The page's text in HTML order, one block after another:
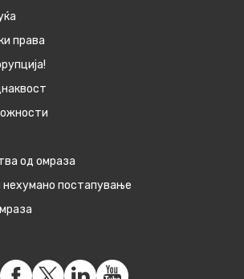
права
од омраза
нехумано постапување